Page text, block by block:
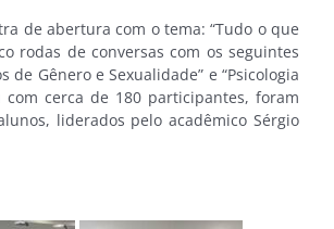
de abertura com o tema: “Tudo o que
rodas de conversas com os seguintes
de Gênero e Sexualidade” e “Psicologia
cerca de 180 participantes, foram
liderados pelo acadêmico Sérgio